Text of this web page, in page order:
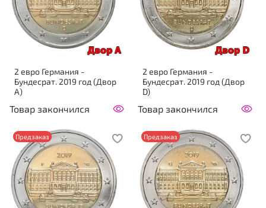
2 евро Германия -
Бундесрат. 2019 год (Двор
А)
Товар закончился
2 евро Германия -
Бундесрат. 2019 год (Двор
D)
Товар закончился
Предзаказ Предзаказ